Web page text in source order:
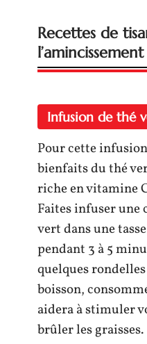
Recettes de
l’amincissement
Infusion de thé
Pour cette
bienfaits du thé
riche en vitamine
Faites infuser une
vert dans une
pendant 3 à 5
quelques
boisson,
aidera à stimuler
brûler les graisses.